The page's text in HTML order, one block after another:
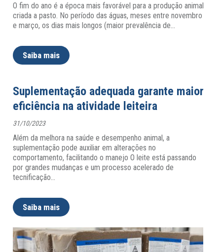
O fim do ano é a época mais favorável para a produção animal
criada a pasto. No período das águas, meses entre novembro
e março, os dias mais longos (maior prevalência de…
Saiba mais
Suplementação adequada garante maior
eficiência na atividade leiteira
31/10/2023
Além da melhora na saúde e desempenho animal, a
suplementação pode auxiliar em alterações no
comportamento, facilitando o manejo O leite está passando
por grandes mudanças e um processo acelerado de
tecnificação…
Saiba mais